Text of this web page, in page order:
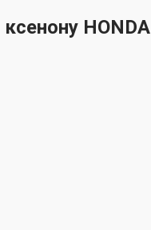
HONDA